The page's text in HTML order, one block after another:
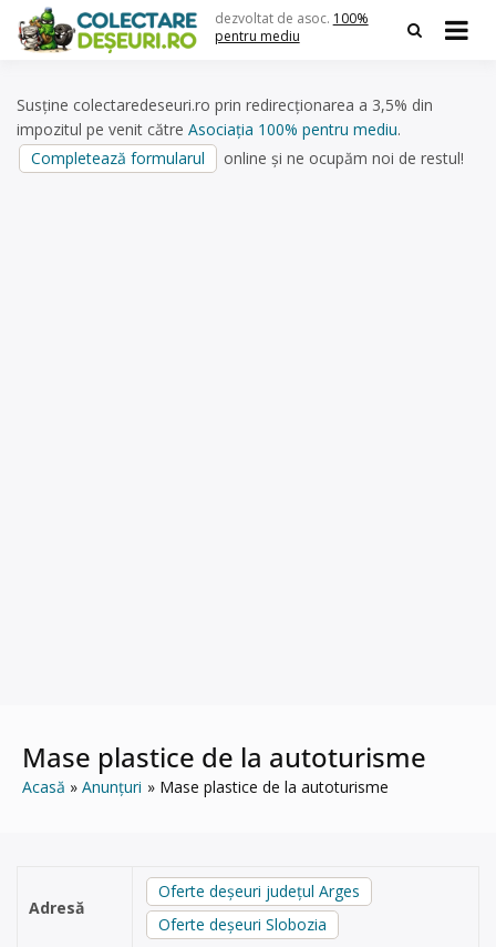
content
dezvoltat de asoc. 100%
pentru mediu
Susține colectaredeseuri.ro prin redirecționarea a 3,5% din
impozitul pe venit către Asociația 100% pentru mediu.
Completează formularul
online și ne ocupăm noi de restul!
Mase plastice de la autoturisme
Acasă Anunțuri Mase plastice de la autoturisme
Adresă
Oferte deșeuri județul Arges
Oferte deșeuri Slobozia